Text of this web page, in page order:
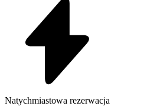
Natychmiastowa rezerwacja